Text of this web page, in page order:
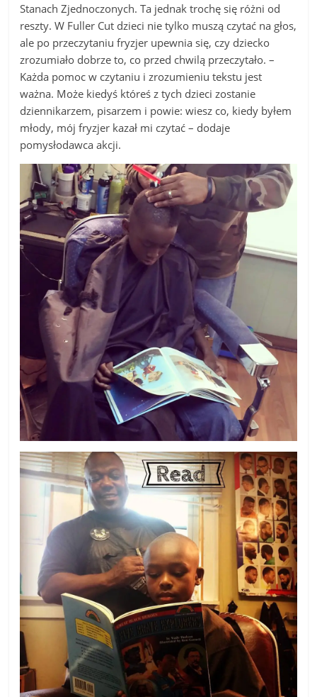
Stanach Zjednoczonych. Ta jednak trochę się różni od
reszty. W Fuller Cut dzieci nie tylko muszą czytać na głos,
ale po przeczytaniu fryzjer upewnia się, czy dziecko
zrozumiało dobrze to, co przed chwilą przeczytało. –
Każda pomoc w czytaniu i zrozumieniu tekstu jest
ważna. Może kiedyś któreś z tych dzieci zostanie
dziennikarzem, pisarzem i powie: wiesz co, kiedy byłem
młody, mój fryzjer kazał mi czytać – dodaje
pomysłodawca akcji.